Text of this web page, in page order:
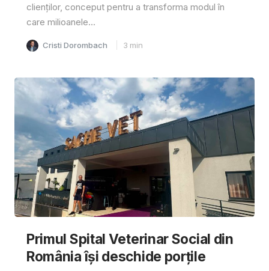
clienților, conceput pentru a transforma modul în
care milioanele...
Cristi Dorombach 3 min
Primul Spital Veterinar Social din
România își deschide porțile